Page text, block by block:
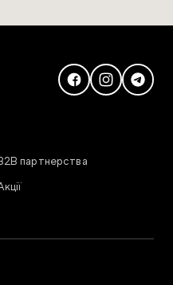
партнерства